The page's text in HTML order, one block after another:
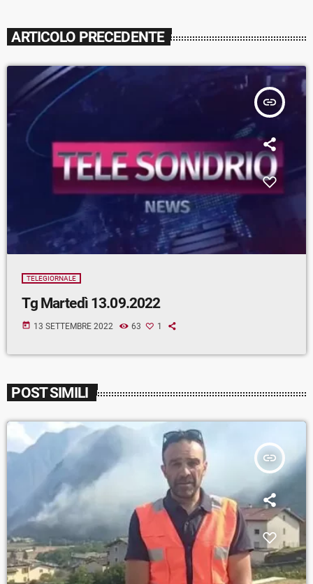
ARTICOLO PRECEDENTE
insert_link
TELEGIORNALE
Tg Martedì 13.09.2022
today 13 SETTEMBRE 2022 63 1
POST SIMILI
insert_link